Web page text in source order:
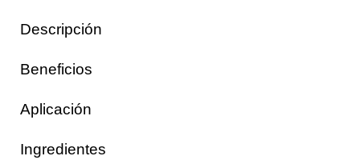
Descripción
Beneficios
Aplicación
Ingredientes